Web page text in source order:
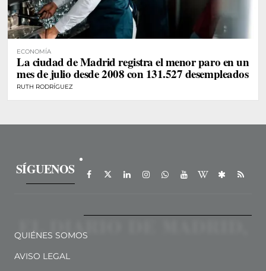
ECONOMÍA
La ciudad de Madrid registra el menor paro en un
mes de julio desde 2008 con 131.527 desempleados
RUTH RODRÍGUEZ
SÍGUENOS
QUIÉNES SOMOS
AVISO LEGAL